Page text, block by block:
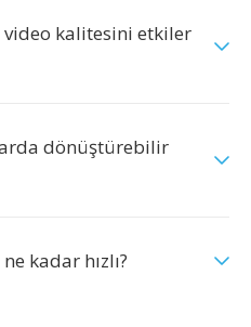
video kalitesini etkiler
dönüştürebilir
kadar hızlı?